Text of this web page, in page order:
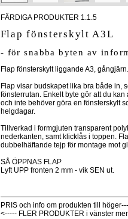
FÄRDIGA PRODUKTER 1.1.5
Flap fönsterskylt A3L
- för snabba byten av
Flap fönsterskylt liggande A3, gångjärn.
Flap visar budskapet lika bra både in,
fönsterrutan. Enkelt byte gör att du
och inte behöver göra en fönsterskylt
helgdagar.
Tillverkad i formgjuten transparent
nederkanten, samt klicklås i toppen.
dubbelhäftande tejp för montage mot
SÅ ÖPPNAS FLAP
Lyft UPP fronten 2 mm - vik SEN ut.
PRIS och info om produkten till
<----- FLER PRODUKTER i vänster